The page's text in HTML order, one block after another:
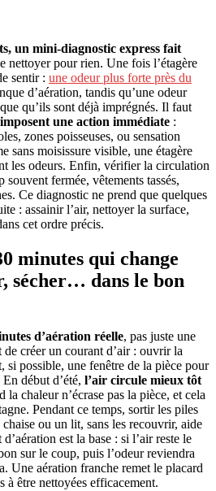
un mini-diagnostic express fait
nettoyer pour rien. Une fois l’étagère
sentir : une odeur plus forte près du
d’aération, tandis qu’une odeur
qu’ils sont déjà imprégnés. Il faut
une action immédiate :
zones poisseuses, ou sensation
sans moisissure visible, une étagère
les odeurs. Enfin, vérifier la circulation
souvent fermée, vêtements tassés,
Ce diagnostic ne prend que quelques
: assainir l’air, nettoyer la surface,
cet ordre précis.
minutes qui change
sécher… dans le bon
d’aération réelle, pas juste une
de créer un courant d’air : ouvrir la
si possible, une fenêtre de la pièce pour
début d’été, l’air circule mieux tôt
la chaleur n’écrase pas la pièce, et cela
Pendant ce temps, sortir les piles
ou un lit, sans les recouvrir, aide
est la base : si l’air reste le
sur le coup, puis l’odeur reviendra
Une aération franche remet le placard
à être nettoyées efficacement.